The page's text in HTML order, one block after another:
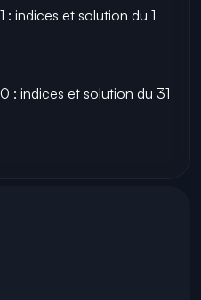
: indices et solution du 1
: indices et solution du 31